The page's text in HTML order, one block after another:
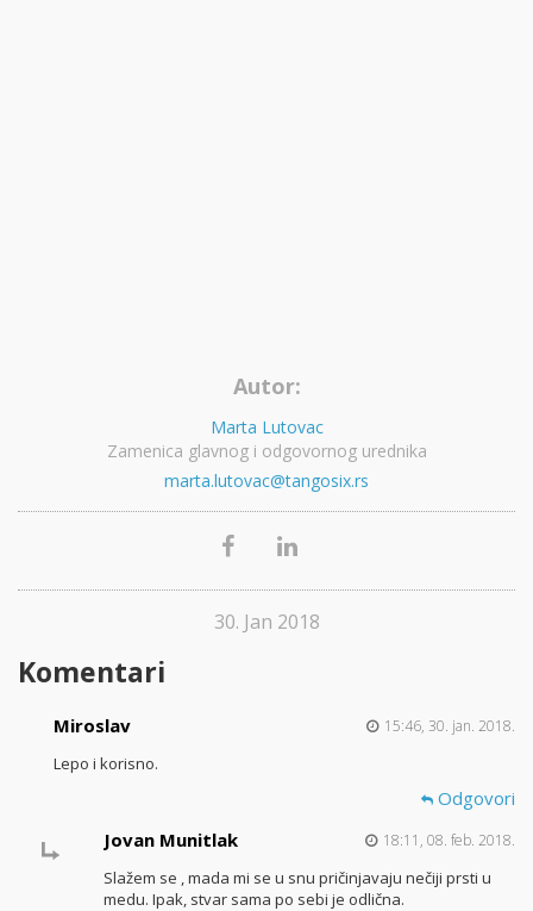
Autor:
Marta Lutovac
Zamenica glavnog i odgovornog urednika
marta.lutovac@tangosix.rs
30. Jan 2018
Komentari
Miroslav 15:46, 30. jan. 2018.
Lepo i korisno.
Odgovori
Jovan Munitlak
18:11, 08. feb. 2018.
Slažem se , mada mi se u snu pričinjavaju nečiji prsti u
medu. Ipak, stvar sama po sebi je odlična.